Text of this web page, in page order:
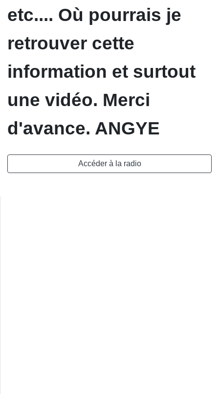
etc.... Où pourrais je
retrouver cette
information et surtout
une vidéo. Merci
d'avance. ANGYE
Accéder à la radio